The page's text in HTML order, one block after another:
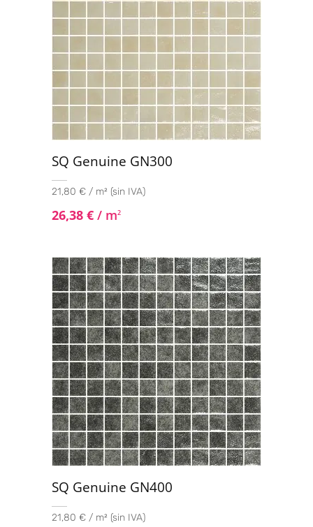
SQ Genuine GN300
21,80 € / m² (sin IVA)
26,38 € / m2
SQ Genuine GN400
21,80 € / m² (sin IVA)